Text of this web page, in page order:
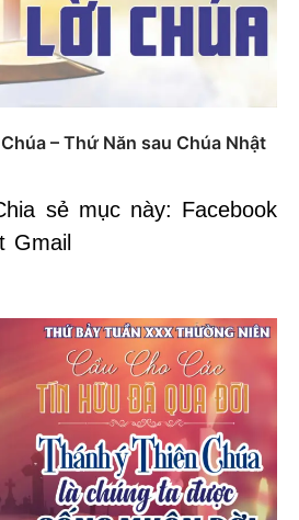
– Thứ Năn sau Chúa Nhật
sẻ mục này: Facebook
Gmail